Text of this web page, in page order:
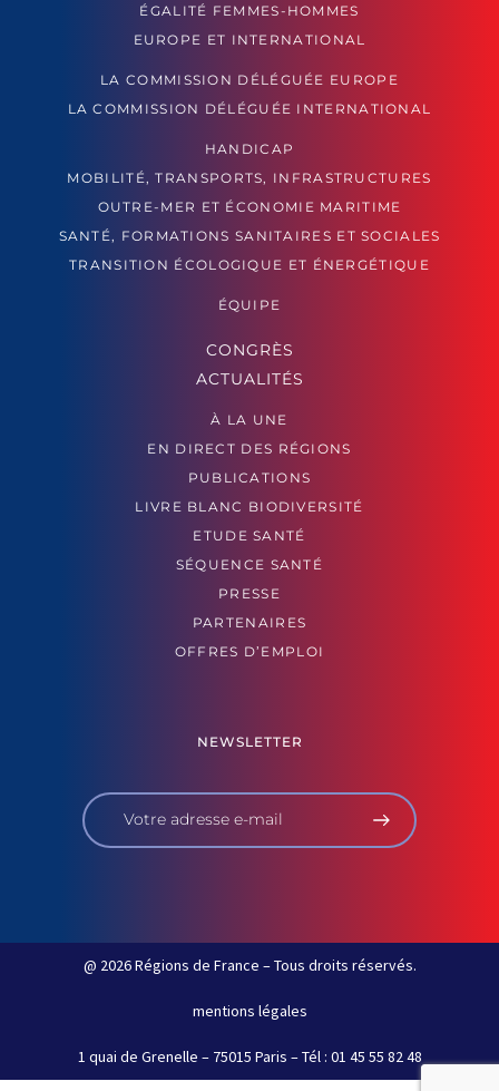
ÉGALITÉ FEMMES-HOMMES
EUROPE ET INTERNATIONAL
LA COMMISSION DÉLÉGUÉE EUROPE
LA COMMISSION DÉLÉGUÉE INTERNATIONAL
HANDICAP
MOBILITÉ, TRANSPORTS, INFRASTRUCTURES
OUTRE-MER ET ÉCONOMIE MARITIME
SANTÉ, FORMATIONS SANITAIRES ET SOCIALES
TRANSITION ÉCOLOGIQUE ET ÉNERGÉTIQUE
ÉQUIPE
CONGRÈS
ACTUALITÉS
À LA UNE
EN DIRECT DES RÉGIONS
PUBLICATIONS
LIVRE BLANC BIODIVERSITÉ
ETUDE SANTÉ
SÉQUENCE SANTÉ
PRESSE
PARTENAIRES
OFFRES D’EMPLOI
NEWSLETTER
@ 2026 Régions de France – Tous droits réservés.
mentions légales
1 quai de Grenelle – 75015 Paris – Tél : 01 45 55 82 48